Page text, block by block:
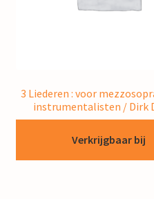
3 Liederen : voor
instrumentalisten / Dirk
Verkrijgbaar bij